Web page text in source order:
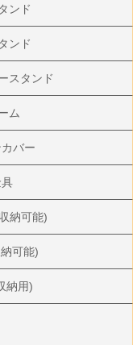
ンド
ンド
スタンド
ム
バー
納可能)
可能)
納用)